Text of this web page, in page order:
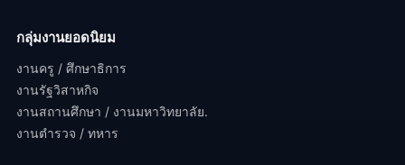
กลุ่มงานยอดนิยม
งานครู / ศึกษาธิการ
งานรัฐวิสาหกิจ
งานสถานศึกษา / งานมหาวิทยาลัย.
งานตำรวจ / ทหาร